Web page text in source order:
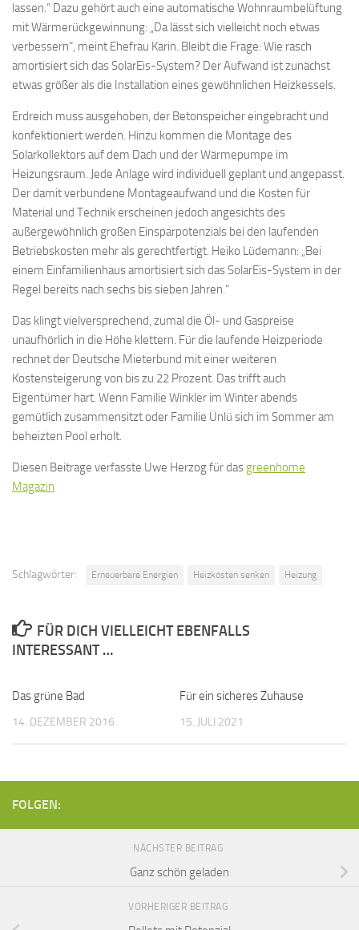
lassen.“ Dazu gehört auch eine automatische Wohnraumbelüftung
mit Wärmerückgewinnung: „Da lässt sich vielleicht noch etwas
verbessern“, meint Ehefrau Karin. Bleibt die Frage: Wie rasch
amortisiert sich das SolarEis-System? Der Aufwand ist zunächst
etwas größer als die Installation eines gewöhnlichen Heizkessels.
Erdreich muss ausgehoben, der Betonspeicher eingebracht und
konfektioniert werden. Hinzu kommen die Montage des
Solarkollektors auf dem Dach und der Wärmepumpe im
Heizungsraum. Jede Anlage wird individuell geplant und angepasst.
Der damit verbundene Montageaufwand und die Kosten für
Material und Technik erscheinen jedoch angesichts des
außergewöhnlich großen Einsparpotenzials bei den laufenden
Betriebskosten mehr als gerechtfertigt. Heiko Lüdemann: „Bei
einem Einfamilienhaus amortisiert sich das SolarEis-System in der
Regel bereits nach sechs bis sieben Jahren.“
Das klingt vielversprechend, zumal die Öl- und Gaspreise
unaufhörlich in die Höhe klettern. Für die laufende Heizperiode
rechnet der Deutsche Mieterbund mit einer weiteren
Kostensteigerung von bis zu 22 Prozent. Das trifft auch
Eigentümer hart. Wenn Familie Winkler im Winter abends
gemütlich zusammensitzt oder Familie Ünlü sich im Sommer am
beheizten Pool erholt.
Diesen Beitrage verfasste Uwe Herzog für das greenhome
Magazin
Schlagwörter: Erneuerbare Energien Heizkosten senken Heizung
FÜR DICH VIELLEICHT EBENFALLS
INTERESSANT …
Das grüne Bad
14. DEZEMBER 2016
Für ein sicheres Zuhause
15. JULI 2021
FOLGEN:
NÄCHSTER BEITRAG
Ganz schön geladen
VORHERIGER BEITRAG